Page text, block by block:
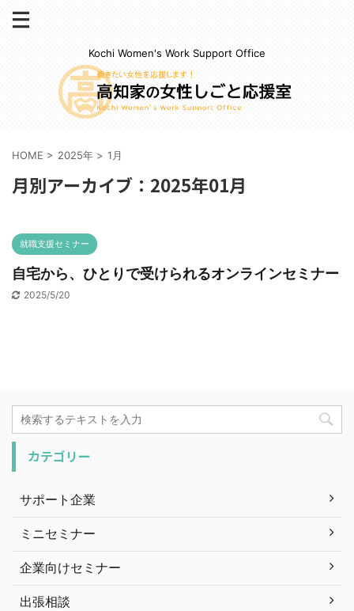
Kochi Women's Work Support Office
HOME > 2025年 > 1月
月別アーカイブ：2025年01月
就職支援セミナー
自宅から、ひとりで受けられるオンラインセミナー
2025/5/20
カテゴリー
サポート企業
ミニセミナー
企業向けセミナー
出張相談